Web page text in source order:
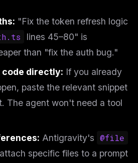
"Fix the token refresh logic
lines 45–80" is
than "fix the auth bug."
code directly: If you already
paste the relevant snippet
The agent won't need a tool
Antigravity's @file
specific files to a prompt